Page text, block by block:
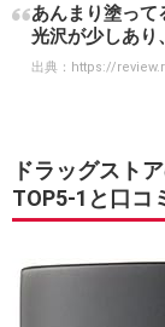
あんまり塗って
光沢が少しあり
出典： https://
ドラッグスト
TOP5-1と口コ